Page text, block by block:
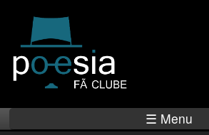
☰ Menu